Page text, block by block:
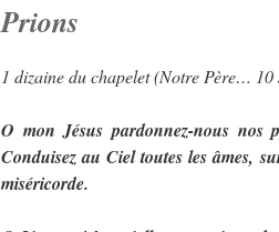
Prions
1 dizaine du chapelet (Notre Père…
O mon Jésus pardonnez-nous nos
Conduisez au Ciel toutes les âmes,
miséricorde.